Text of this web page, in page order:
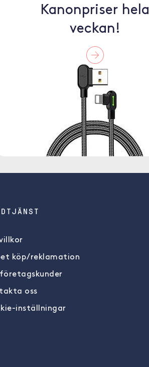
Kanonpriser hela
veckan!
köp/reklamation
oss
inställningar